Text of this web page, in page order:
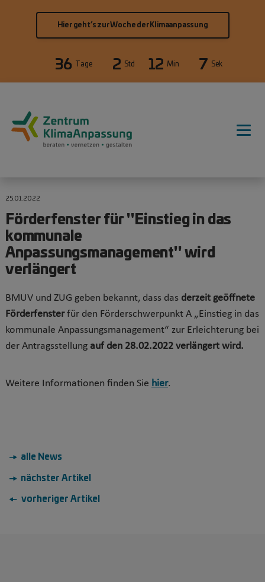
Hier geht’s zur Woche der Klimaanpassung
36 Tage 2 Std 12 Min 7 Sek
25.01.2022
Förderfenster für "Einstieg in das
kommunale
Anpassungsmanagement" wird
verlängert
BMUV und ZUG geben bekannt, dass das derzeit geöffnete
Förderfensterfür den Förderschwerpunkt A „Einstieg in das
kommunale Anpassungsmanagement“ zur Erleichterung bei
der Antragsstellung auf den 28.02.2022 verlängert wird.
Weitere Informationen finden Sie hier.
→ alle News
→ nächster Artikel
← vorheriger Artikel